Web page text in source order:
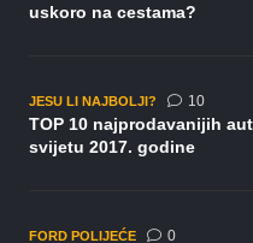
uskoro na cestama?
JESU LI NAJBOLJI? 10
TOP 10 najprodavanijih
svijetu 2017. godine
FORD POLIJEĆE 0